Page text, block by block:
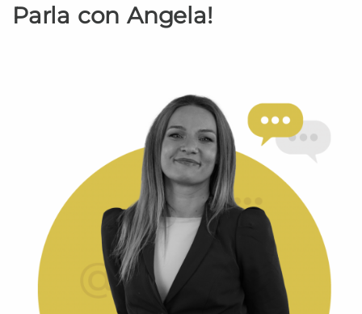
Parla con Angela!